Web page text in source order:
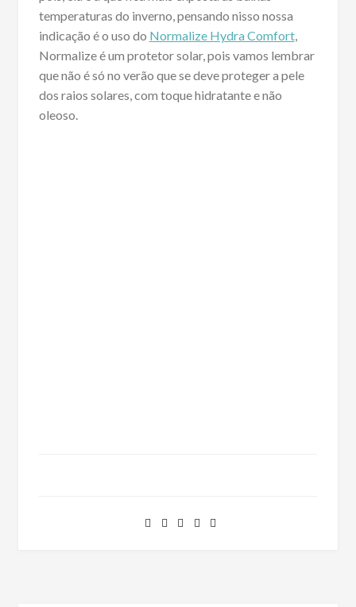
temperaturas do inverno, pensando nisso nossa
indicação é o uso do Normalize Hydra Comfort,
Normalize é um protetor solar, pois vamos lembrar
que não é só no verão que se deve proteger a pele
dos raios solares, com toque hidratante e não
oleoso.